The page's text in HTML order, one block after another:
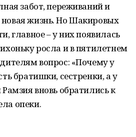
забот, переживаний и
жизнь. Но Шакировых
главное – у них появилась
росла и в пятилетнем
вопрос: «Почему у
братишки, сестренки, а у
вновь обратились к
опеки.